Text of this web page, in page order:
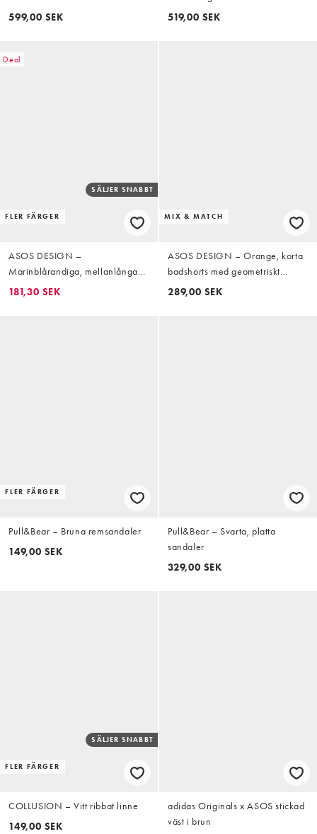
599,00 SEK
jeansshorts
519,00 SEK
Deal
FLER FÄRGER
SÄLJER SNABBT
ASOS DESIGN –
Marinblårandiga, mellanlånga
badshorts
181,30 SEK
MIX & MATCH
ASOS DESIGN – Orange, korta
badshorts med geometriskt
mönster och kant, del av set
289,00 SEK
FLER FÄRGER
Pull&Bear – Bruna remsandaler
149,00 SEK
Pull&Bear – Svarta, platta
sandaler
329,00 SEK
FLER FÄRGER
SÄLJER SNABBT
COLLUSION – Vitt ribbat linne
149,00 SEK
adidas Originals x ASOS stickad
väst i brun